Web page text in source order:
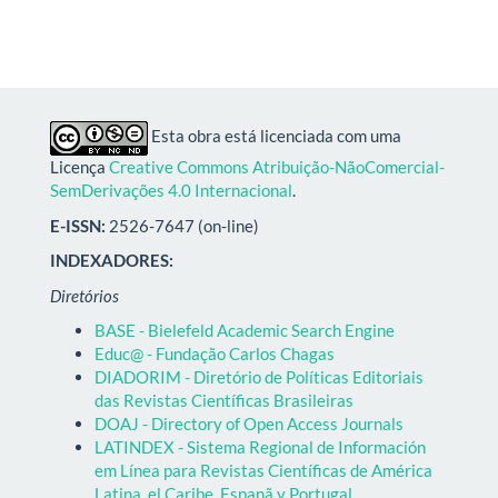
Esta obra está licenciada com uma
Licença Creative Commons Atribuição-NãoComercial-
SemDerivações 4.0 Internacional.
E-ISSN: 2526-7647 (on-line)
INDEXADORES:
Diretórios
BASE - Bielefeld Academic Search Engine
Educ@ - Fundação Carlos Chagas
DIADORIM - Diretório de Políticas Editoriais
das Revistas Científicas Brasileiras
DOAJ - Directory of Open Access Journals
LATINDEX - Sistema Regional de Información
em Línea para Revistas Científicas de América
Latina, el Caribe, Espanã y Portugal